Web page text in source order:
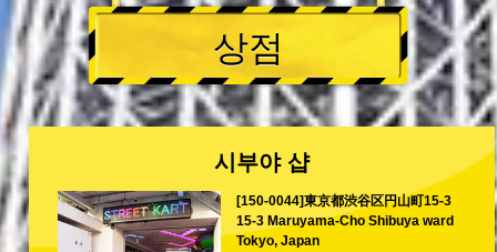
상점
시부야 샵
[150-0044]東京都渋谷区円山町15-3
15-3 Maruyama-Cho Shibuya ward
Tokyo, Japan